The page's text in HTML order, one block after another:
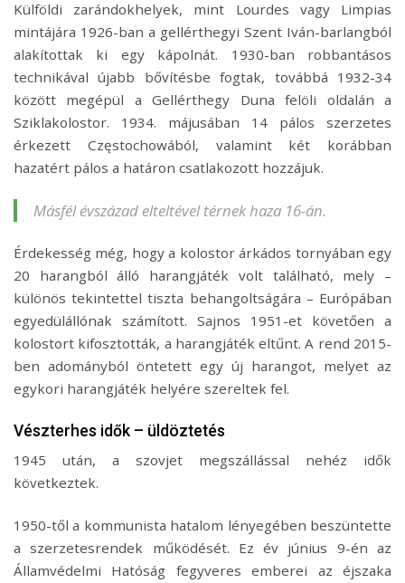
Külföldi zarándokhelyek, mint Lourdes vagy Limpias
mintájára 1926-ban a gellérthegyi Szent Iván-barlangból
alakítottak ki egy kápolnát. 1930-ban robbantásos
technikával újabb bővítésbe fogtak, továbbá 1932-34
között megépül a Gellérthegy Duna felöli oldalán a
Sziklakolostor. 1934. májusában 14 pálos szerzetes
érkezett Częstochowából, valamint két korábban
hazatért pálos a határon csatlakozott hozzájuk.
Másfél évszázad elteltével térnek haza 16-án.
Érdekesség még, hogy a kolostor árkádos tornyában egy
20 harangból álló harangjáték volt található, mely –
különös tekintettel tiszta behangoltságára – Európában
egyedülállónak számított. Sajnos 1951-et követően a
kolostort kifosztották, a harangjáték eltűnt. A rend 2015-
ben adományból öntetett egy új harangot, melyet az
egykori harangjáték helyére szereltek fel.
Vészterhes idők – üldöztetés
1945 után, a szovjet megszállással nehéz idők
következtek.
1950-től a kommunista hatalom lényegében beszüntette
a szerzetesrendek működését. Ez év június 9-én az
Államvédelmi Hatóság fegyveres emberei az éjszaka